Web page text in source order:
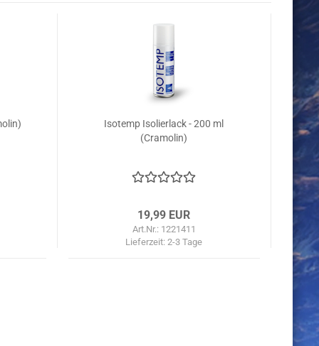
Isotemp Isolierlack - 200 ml
(Cramolin)
19,99 EUR
Art.Nr.: 1221411
Lieferzeit:2-3 Tage